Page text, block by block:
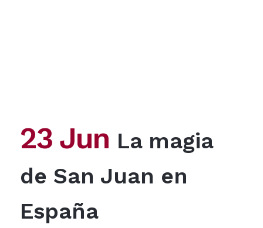
23 Jun La magia
de San Juan en
España